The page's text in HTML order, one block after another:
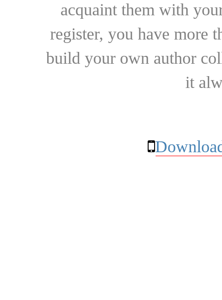
acquaint them with
register, you have more
build your own author
it